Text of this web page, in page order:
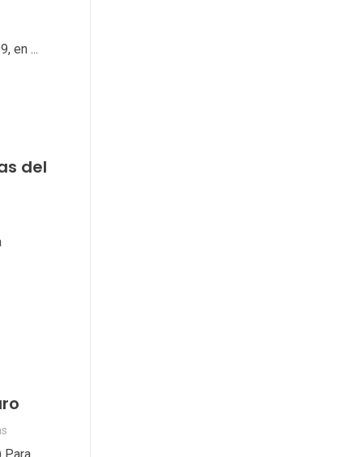
en ...
del